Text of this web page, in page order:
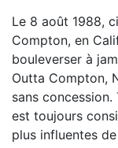
Le 8 août 1988,
Compton, en
bouleverser à
Outta Compton,
sans
est toujours
plus influentes